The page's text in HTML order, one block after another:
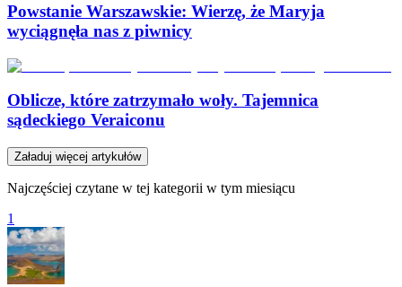
Powstanie Warszawskie: Wierzę, że Maryja
wyciągnęła nas z piwnicy
Oblicze, które zatrzymało woły. Tajemnica
sądeckiego Veraiconu
Załaduj więcej artykułów
Najczęściej czytane w tej kategorii w tym miesiącu
1